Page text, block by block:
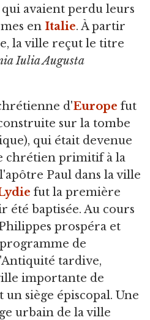
avaient perdu leurs
en Italie. À partir
la ville reçut le titre
Iulia Augusta
d'Europe fut
sur la tombe
qui était devenue
chrétien primitif à la
Paul dans la ville
fut la première
été baptisée. Au cours
prospéra et
de
tardive,
importante de
siège épiscopal. Une
urbain de la ville